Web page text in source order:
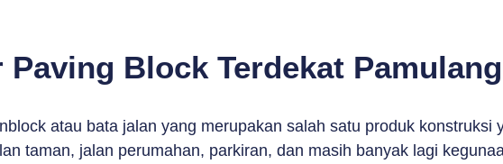
Paving Block Terdekat
atau bata jalan yang merupakan salah satu produk konstruksi
taman, jalan perumahan, parkiran, dan masih banyak lagi